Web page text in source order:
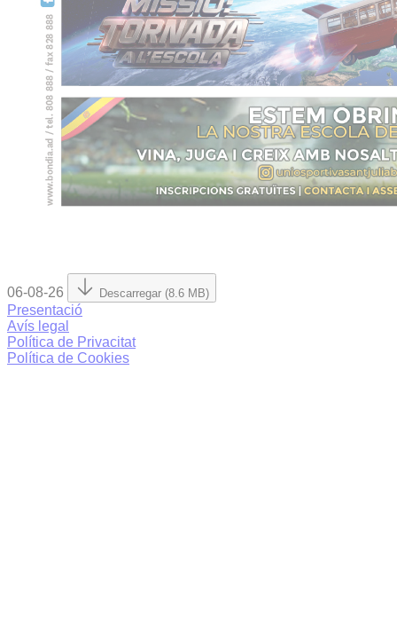
06-08-26 Descarregar (8.6 MB)
Presentació
Avís legal
Política de Privacitat
Política de Cookies